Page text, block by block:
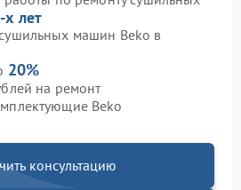
лет
машин Beko в
20%
на ремонт
Beko
консультацию